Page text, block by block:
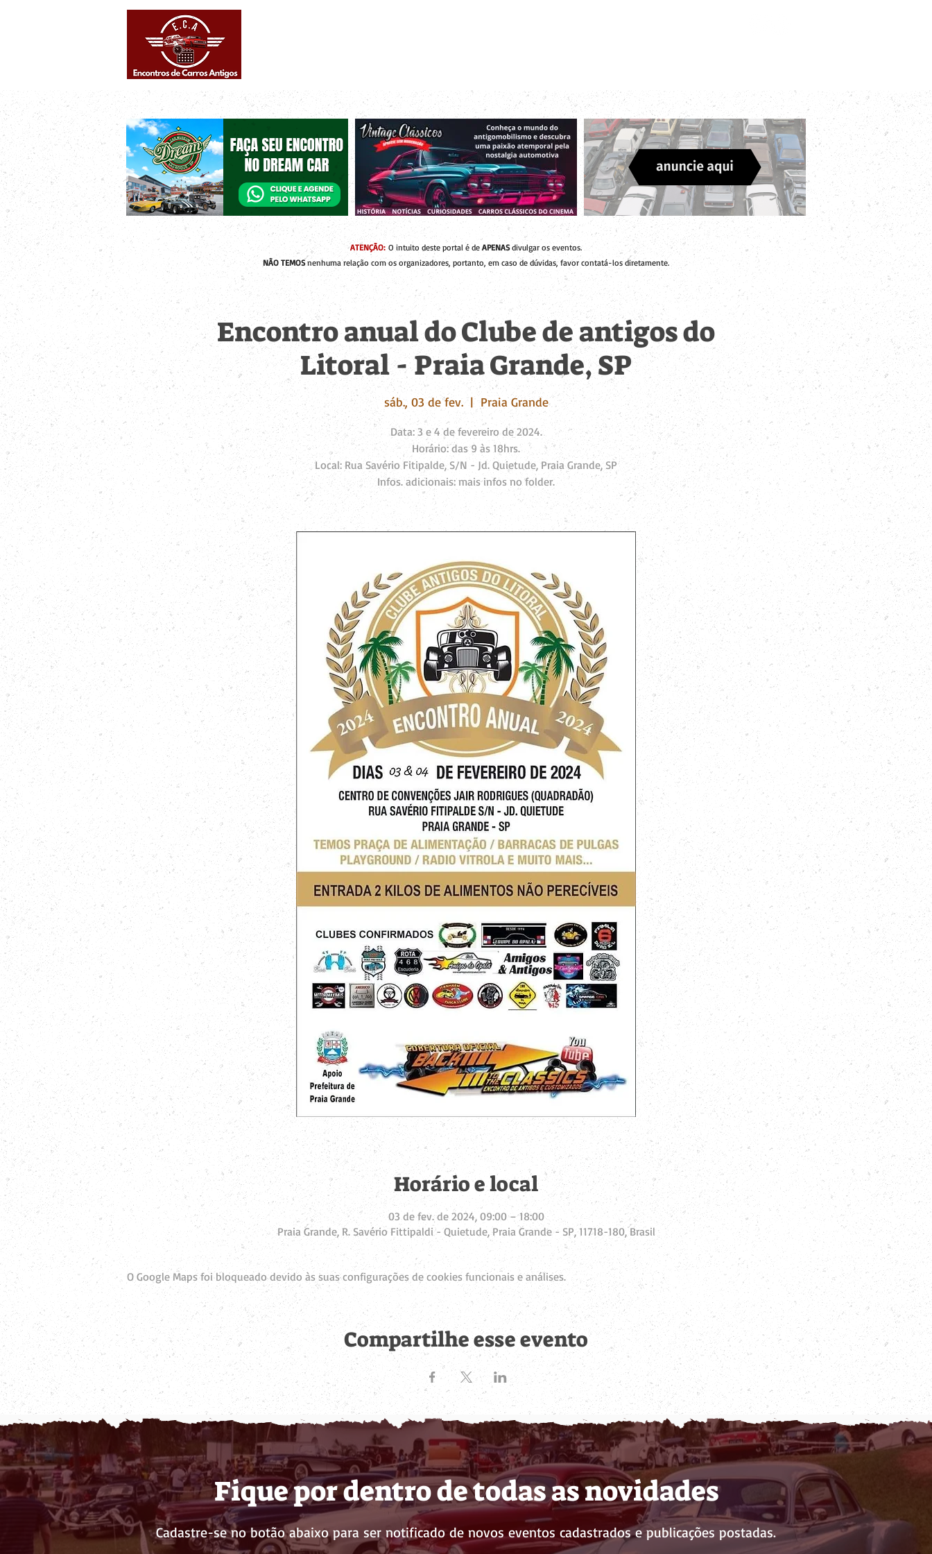
ATENÇÃO: O intuito deste portal é deAPENASdivulgar os eventos.
NÃO TEMOSnenhuma relação com os organizadores, portanto, em caso de dúvidas, favor contatá-los diretamente.
Encontro anual do Clube de antigos do
Litoral - Praia Grande, SP
sáb., 03 de fev.
  |
Praia Grande
Data: 3 e 4 de fevereiro de 2024.
Horário: das 9 às 18hrs.
Local: Rua Savério Fitipalde, S/N - Jd. Quietude, Praia Grande, SP
Infos. adicionais: mais infos no folder.
Horário e local
03 de fev. de 2024, 09:00 – 18:00
Praia Grande, R. Savério Fittipaldi - Quietude, Praia Grande - SP, 11718-180, Brasil
O Google Maps foi bloqueado devido às suas configurações de cookies funcionais e análises.
Compartilhe esse evento
Cadastre-se no botão abaixo para ser notificado de novos eventos cadastrados e publicações postadas.
Fique por dentro de todas as novidades